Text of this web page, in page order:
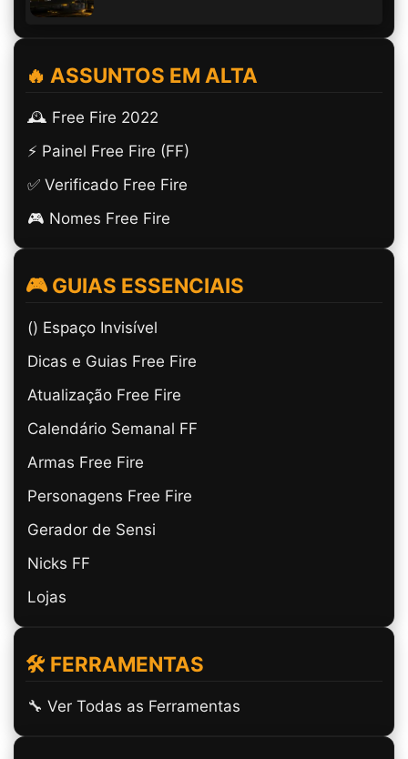
🔥 ASSUNTOS EM ALTA
🕰️ Free Fire 2022
⚡ Painel Free Fire (FF)
✅ Verificado Free Fire
🎮 Nomes Free Fire
🎮 GUIAS ESSENCIAIS
(ㅤ) Espaço Invisível
Dicas e Guias Free Fire
Atualização Free Fire
Calendário Semanal FF
Armas Free Fire
Personagens Free Fire
Gerador de Sensi
Nicks FF
Lojas
🛠️ FERRAMENTAS
🔧 Ver Todas as Ferramentas